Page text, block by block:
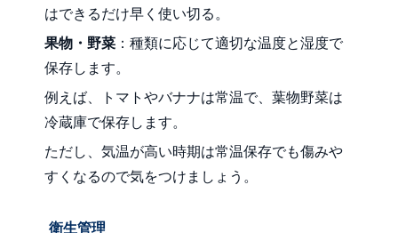
はできるだけ早く使い切る。
果物・野菜 ：種類に応じて適切な温度と湿度で
保存します。
例えば、トマトやバナナは常温で、葉物野菜は
冷蔵庫で保存します。
ただし、気温が高い時期は常温保存でも傷みや
すくなるので気をつけましょう。
衛生管理